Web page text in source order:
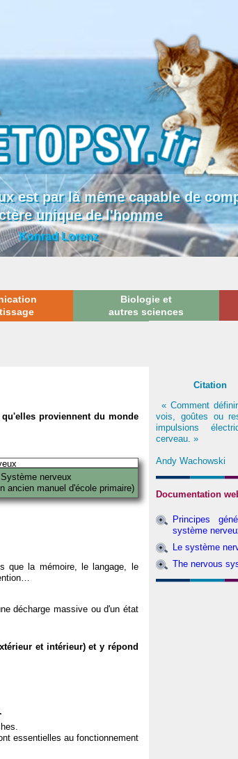
est par là même capable de
unique de l'homme
Konrad Lorenz
Biologie et
autres sciences
proviennent du monde
Système nerveux
ancien manuel d'école primaire)
que la mémoire, le langage, le
décharge massive ou d'un état
et intérieur) et y répond
essentielles au fonctionnement
Citation
« Comment
vois, goûtes ou
impulsions
cerveau. »
Andy Wachowski
Documentation
Principes
système
Le système
The nervous